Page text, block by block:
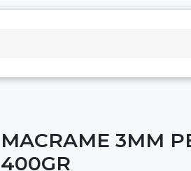
MACRAME 3MM
400GR